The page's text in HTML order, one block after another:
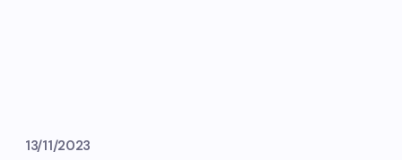
13/11/2023